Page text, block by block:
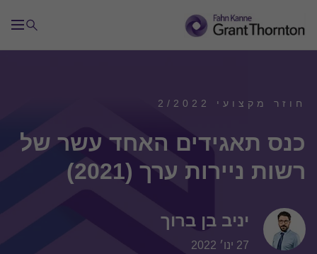
חוזר מקצועי 2/2022
כנס תאגידים האחד עשר של
רשות ניירות ערך (2021)
יניב בן ברוך
27 ינו׳ 2022